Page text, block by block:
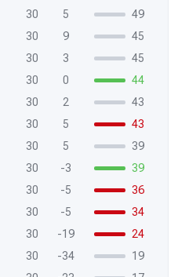
30 5
49
30 9
45
30 3
45
30 0
44
30 2
43
30 5
43
30 5
39
30 -3
39
30 -5
36
30 -5
34
30 -19
24
30 -34
19